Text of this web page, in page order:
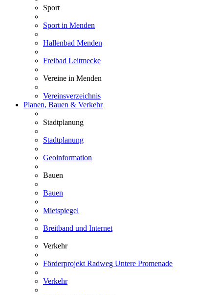
Sport
Sport in Menden
Hallenbad Menden
Freibad Leitmecke
Vereine in Menden
Vereinsverzeichnis
Planen, Bauen & Verkehr
Stadtplanung
Stadtplanung
Geoinformation
Bauen
Bauen
Mietspiegel
Breitband und Internet
Verkehr
Förderprojekt Radweg Untere Promenade
Verkehr